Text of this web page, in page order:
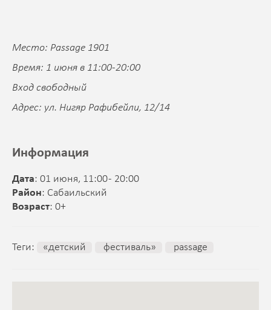
Место: Passage 1901
Время: 1 июня в 11:00-20:00
Вход свободный
Адрес: ул. Нигяр Рафибейли, 12/14
Информация
Дата: 01 июня, 11:00 - 20:00
Район: Сабаильский
Возраст: 0+
Теги: «детский фестиваль» passage